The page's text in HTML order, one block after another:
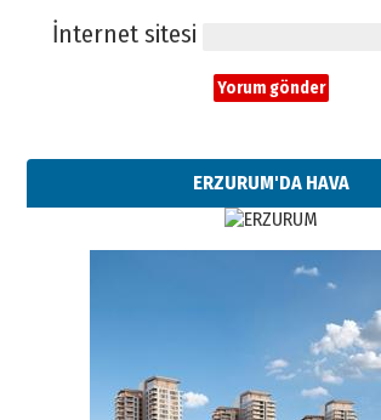
İnternet sitesi
ERZURUM'DA HAVA